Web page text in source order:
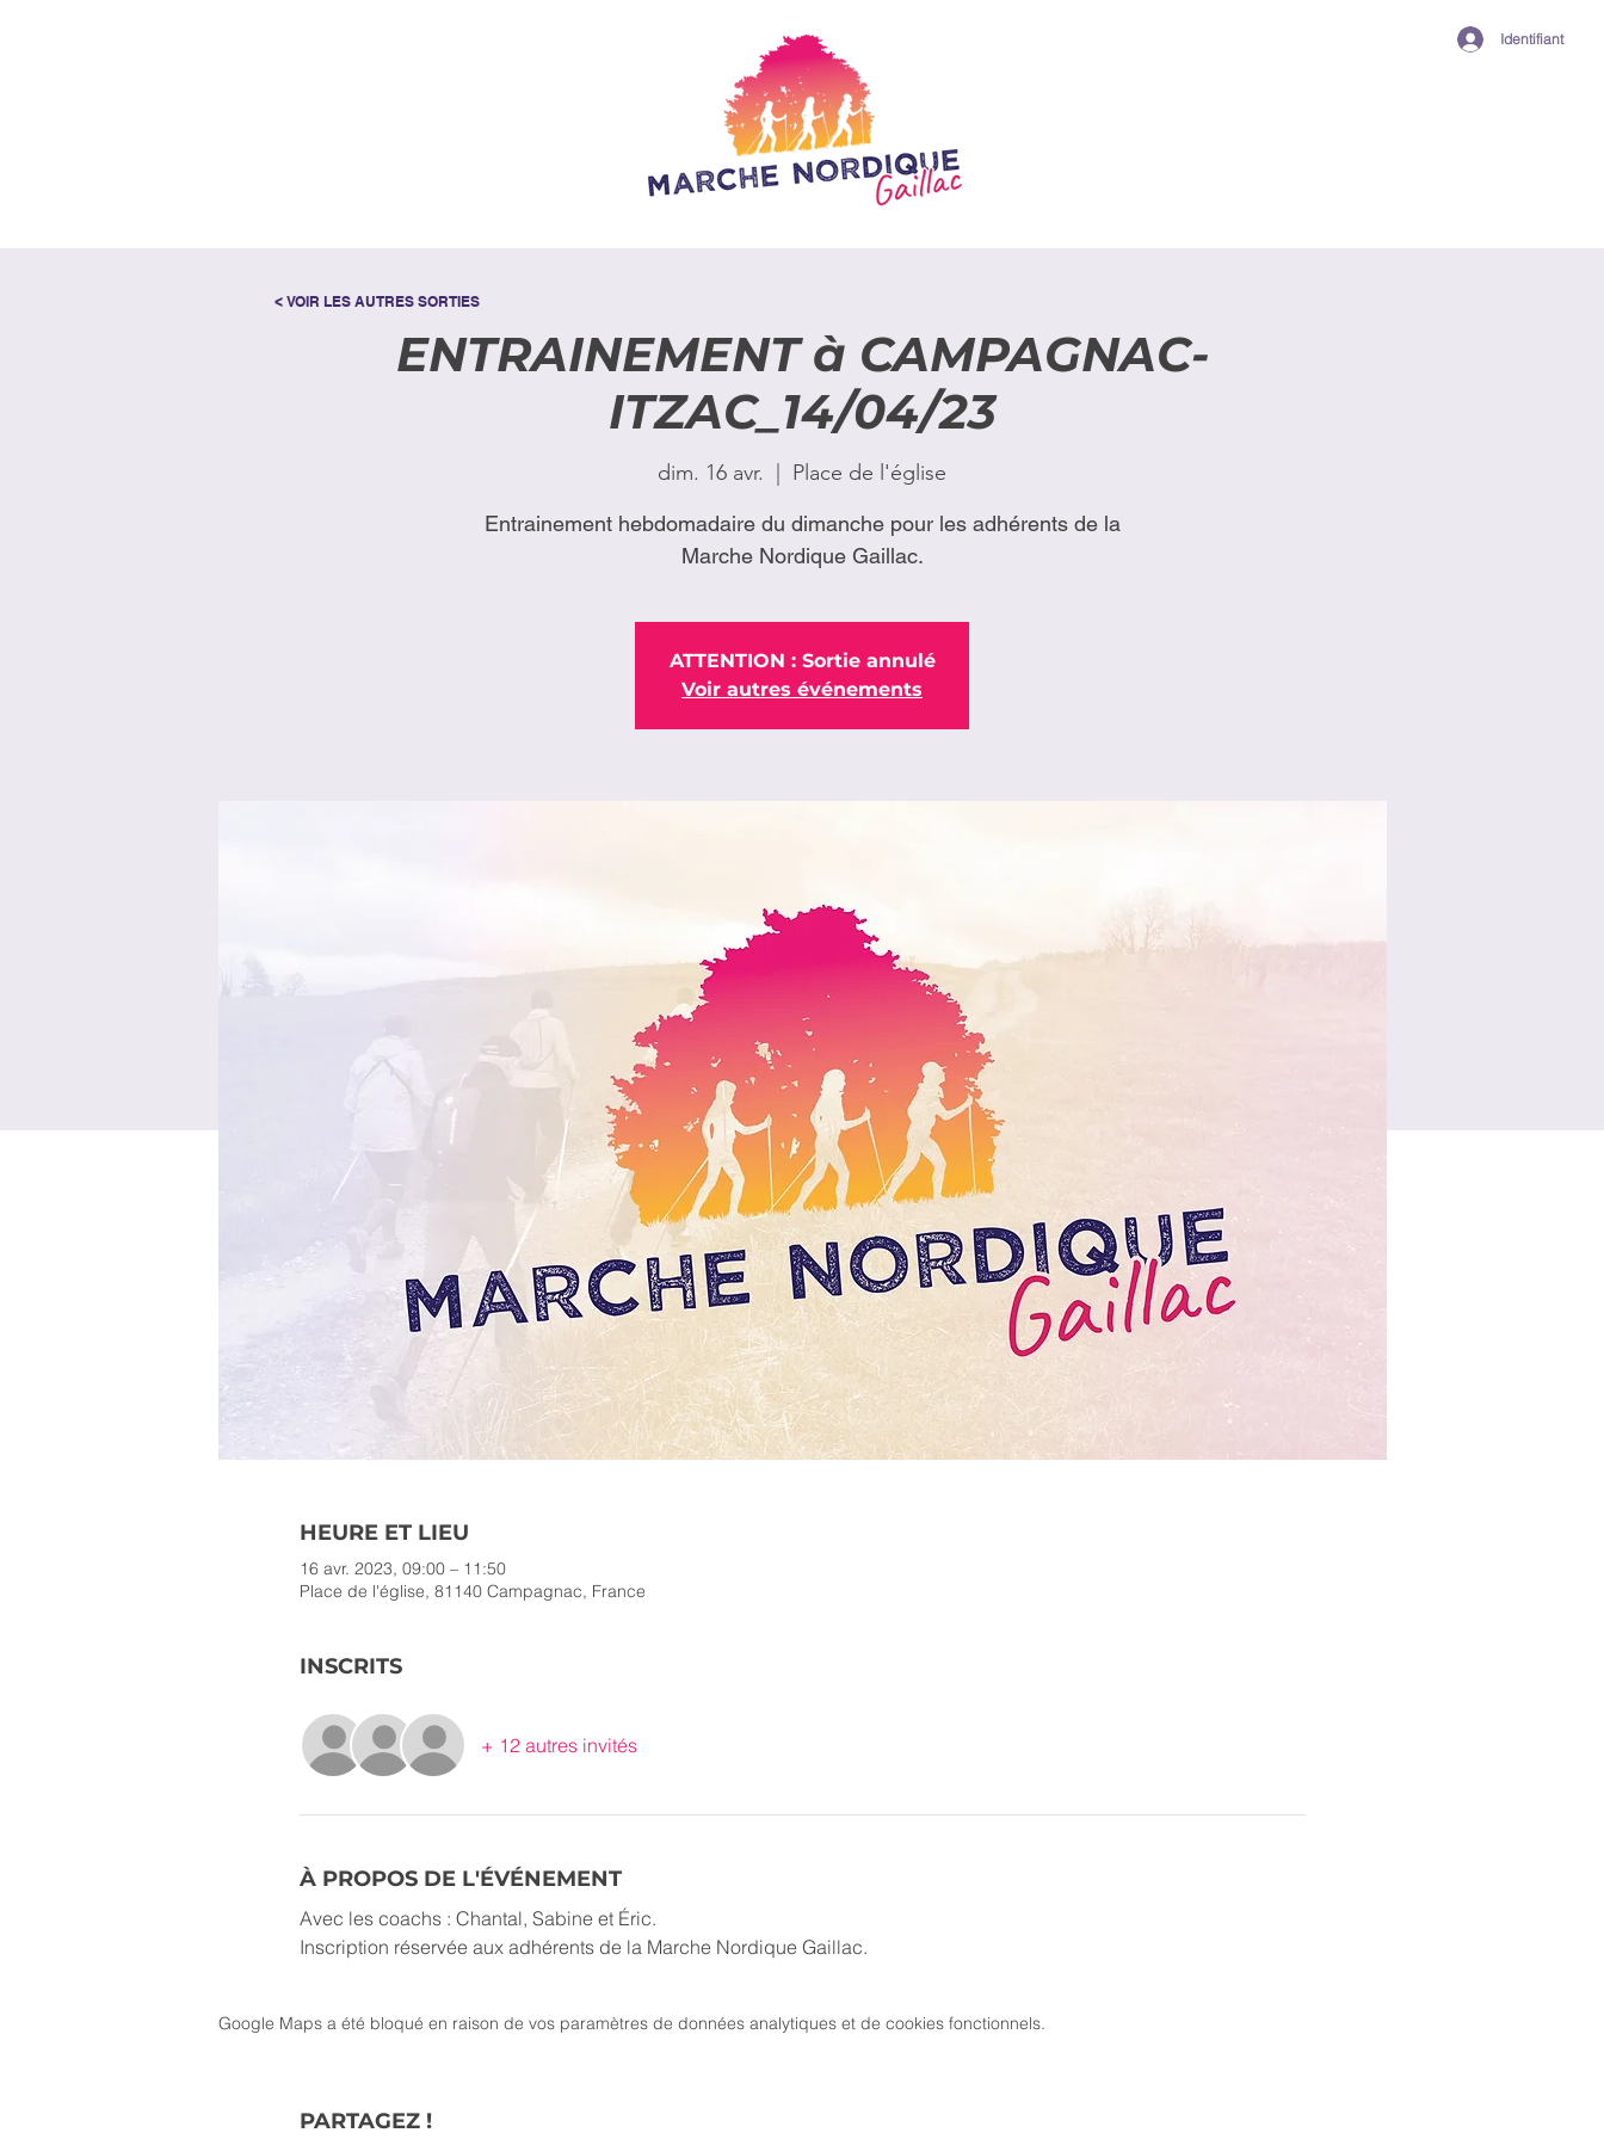
Identifiant
ENTRAINEMENT à CAMPAGNAC-
ITZAC_14/04/23
dim. 16 avr. Place de l'église
Entrainement hebdomadaire du dimanche pour les adhérents de la
Marche Nordique Gaillac.
ATTENTION : Sortie annulé
Voir autres événements
HEURE ET LIEU
16 avr. 2023, 09:00 – 11:50
Place de l'église, 81140 Campagnac, France
INSCRITS
+ 12 autres invités
À PROPOS DE L'ÉVÉNEMENT
Avec les coachs : Chantal, Sabine et Éric.
Inscription réservée aux adhérents de la Marche Nordique Gaillac.
Google Maps a été bloqué en raison de vos paramètres de données analytiques et de cookies fonctionnels.
PARTAGEZ !
< VOIR LES AUTRES SORTIES